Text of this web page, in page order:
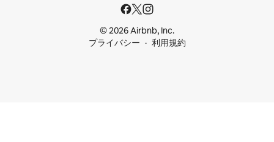
© 2026 Airbnb, Inc.
プライバシー
利用規約